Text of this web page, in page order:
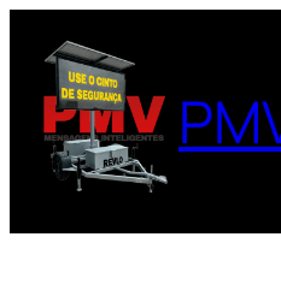
para
conteúdo